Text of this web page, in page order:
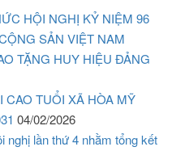
HỘI NGHỊ KỶ NIỆM 96
SẢN VIỆT NAM
TẶNG HUY HIỆU ĐẢNG
TUỔI XÃ HÒA MỸ
04/02/2026
lần thứ 4 nhằm tổng kết